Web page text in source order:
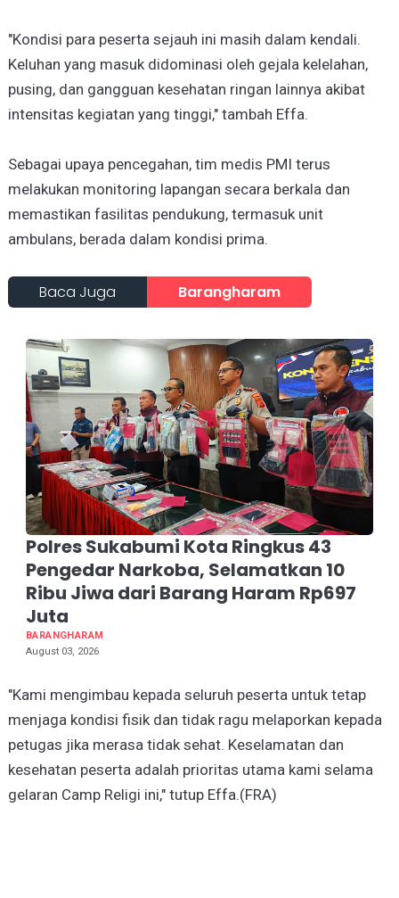
"Kondisi para peserta sejauh ini masih dalam kendali.
Keluhan yang masuk didominasi oleh gejala kelelahan,
pusing, dan gangguan kesehatan ringan lainnya akibat
intensitas kegiatan yang tinggi," tambah Effa.
Sebagai upaya pencegahan, tim medis PMI terus
melakukan monitoring lapangan secara berkala dan
memastikan fasilitas pendukung, termasuk unit
ambulans, berada dalam kondisi prima.
Baca Juga Barangharam
Polres Sukabumi Kota Ringkus 43
Pengedar Narkoba, Selamatkan 10
Ribu Jiwa dari Barang Haram Rp697
Juta
BARANGHARAM
August 03, 2026
"Kami mengimbau kepada seluruh peserta untuk tetap
menjaga kondisi fisik dan tidak ragu melaporkan kepada
petugas jika merasa tidak sehat. Keselamatan dan
kesehatan peserta adalah prioritas utama kami selama
gelaran Camp Religi ini," tutup Effa.(FRA)